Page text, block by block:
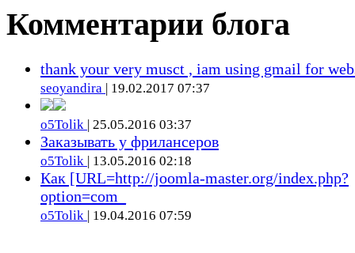
Комментарии блога
thank your very musct , iam using gmail for
seoyandira | 19.02.2017 07:37
o5Tolik | 25.05.2016 03:37
Заказывать у фрилансеров
o5Tolik | 13.05.2016 02:18
Как [URL=http://joomla-master.org/index.php?
option=com_
o5Tolik | 19.04.2016 07:59